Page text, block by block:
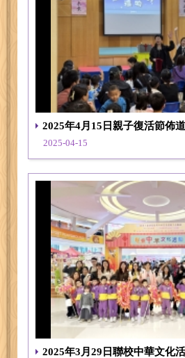
2025年4月15日親子復活節佈
2025-04-15
2025年3月29日聯校中華文化